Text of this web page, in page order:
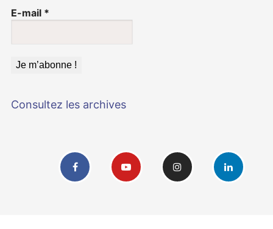
E-mail *
Consultez les archives